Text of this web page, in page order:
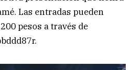
Las entradas pueden
pesos a través de